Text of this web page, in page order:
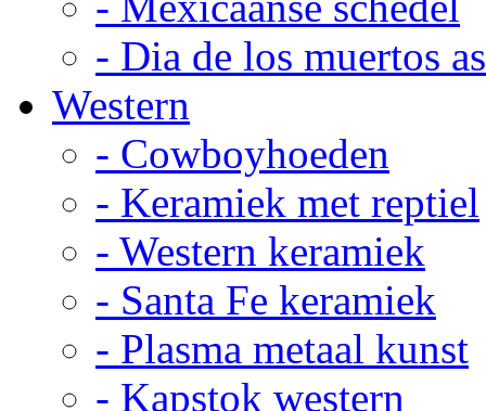
- Dia de los muertos
Western
- Cowboyhoeden
- Keramiek met reptiel
- Western keramiek
- Santa Fe keramiek
- Plasma metaal kunst
- Kapstok western